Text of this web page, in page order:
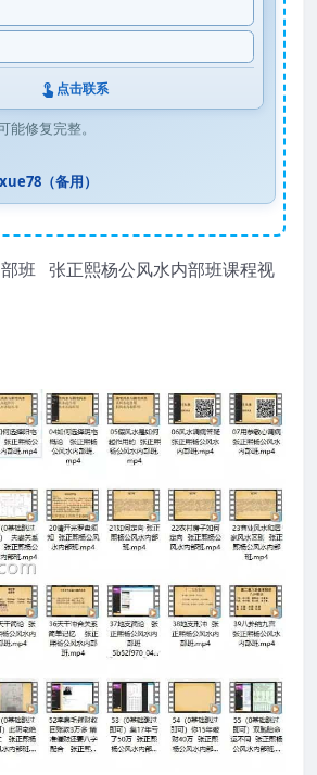
点击联系
能修复完整。
（备用）
班 张正熙杨公风水内部班课程视